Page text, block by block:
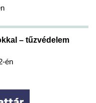
– tűzvédelem
én